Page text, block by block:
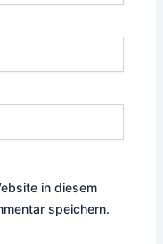
in diesem
speichern.